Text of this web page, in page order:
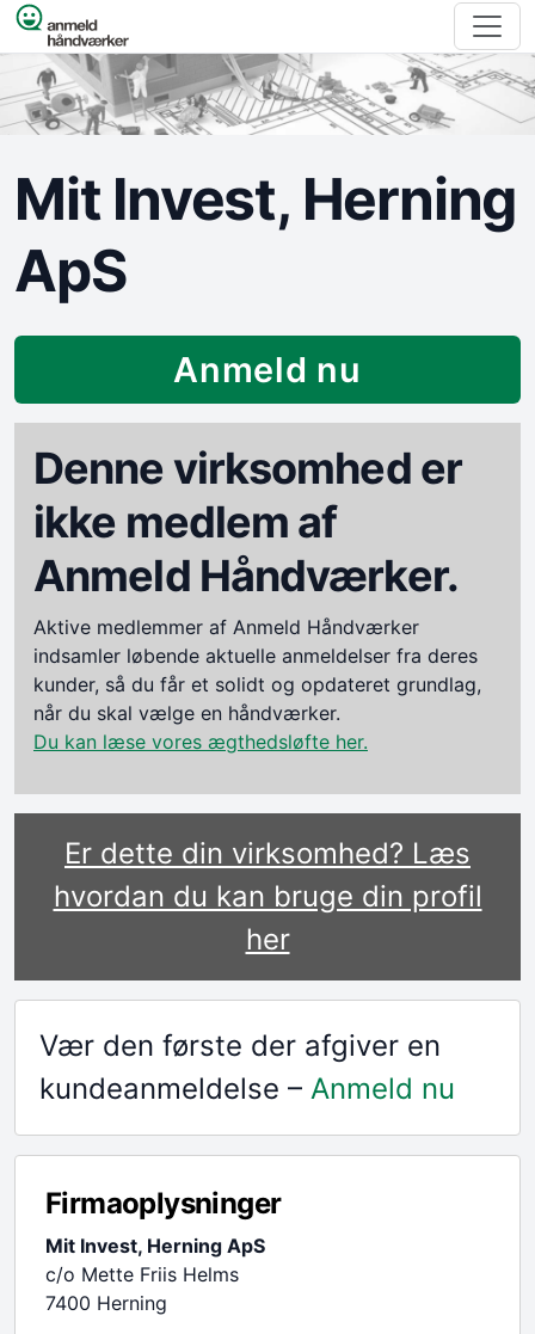
Spring til indhold
Mit Invest, Herning
ApS
Anmeld nu
Denne virksomhed er
ikke medlem af
Anmeld Håndværker.
Aktive medlemmer af Anmeld Håndværker
indsamler løbende aktuelle anmeldelser fra deres
kunder, så du får et solidt og opdateret grundlag,
når du skal vælge en håndværker.
Du kan læse vores ægthedsløfte her.
Er dette din virksomhed? Læs
hvordan du kan bruge din profil
her
Vær den første der afgiver en
kundeanmeldelse – Anmeld nu
Firmaoplysninger
Mit Invest, Herning ApS
c/o Mette Friis Helms
7400 Herning